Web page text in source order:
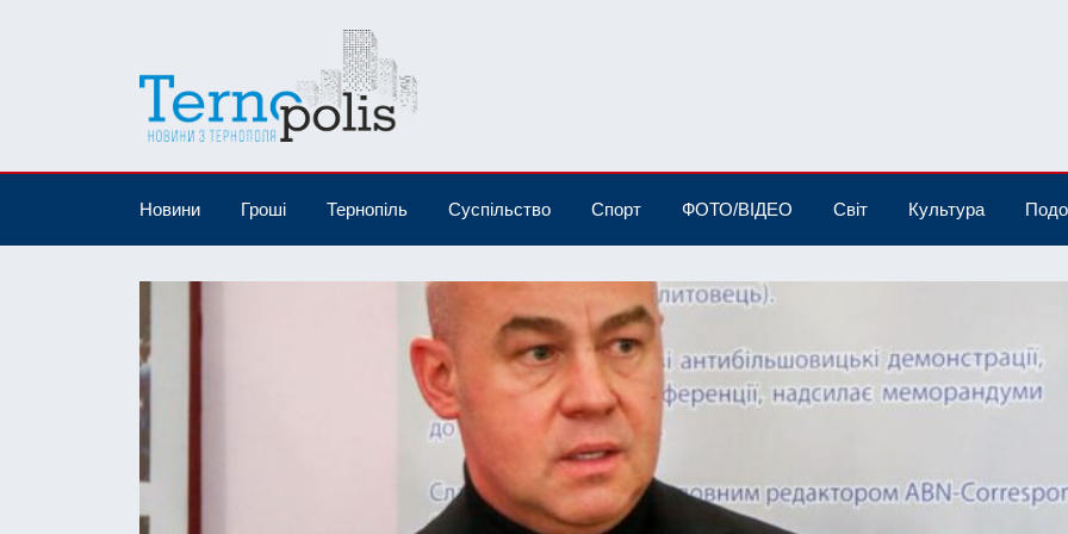
Новини Гроші Тернопіль Суспільство Спорт ФОТО/ВІДЕО Світ Культура